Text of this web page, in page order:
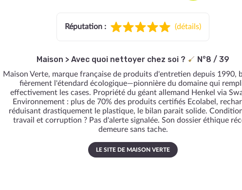
Réputation : (détails)
Maison > Avec quoi nettoyer chez soi ? N°8 / 39
Maison Verte, marque française de produits d'entretien depuis 1990,
fièrement l'étendard écologique—pionnière du domaine qui
effectivement les cases. Propriété du géant allemand Henkel via
Environnement : plus de 70% des produits certifiés Ecolabel,
réduisant drastiquement le plastique, le bilan parait solide.
travail et corruption ? Pas d'alerte signalée. Son dossier éthique
demeure sans tache.
LE SITE DE MAISON VERTE